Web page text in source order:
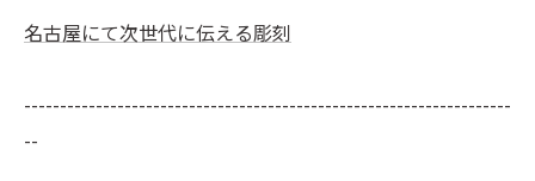
名古屋にて次世代に伝える彫刻
--------------------------------------------------------------------
--